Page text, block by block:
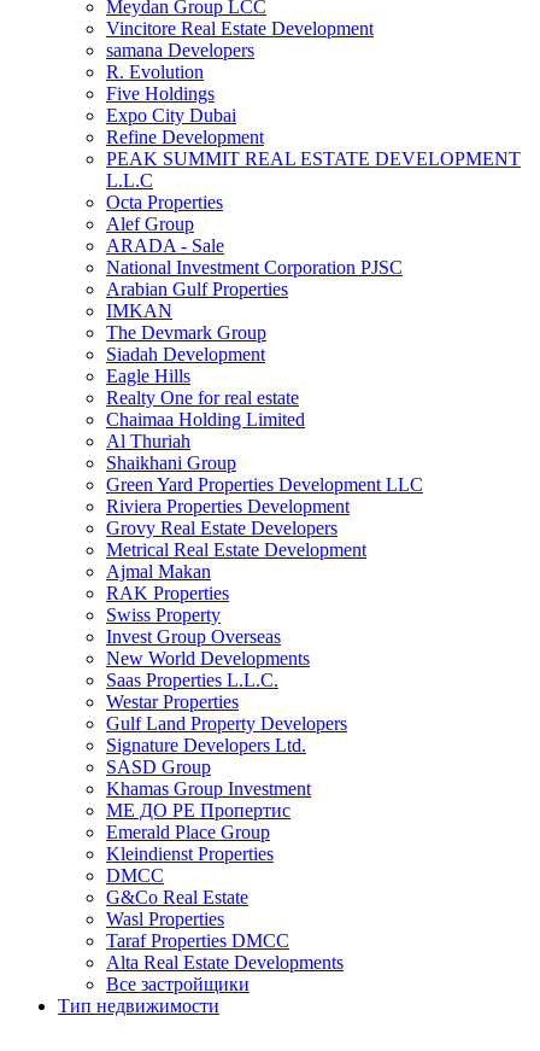
Meydan Group LCC
Vincitore Real Estate Development
samana Developers
R. Evolution
Five Holdings
Expo City Dubai
Refine Development
PEAK SUMMIT REAL ESTATE DEVELOPMENT
L.L.C
Octa Properties
Alef Group
ARADA - Sale
National Investment Corporation PJSC
Arabian Gulf Properties
IMKAN
The Devmark Group
Siadah Development
Eagle Hills
Realty One for real estate
Chaimaa Holding Limited
Al Thuriah
Shaikhani Group
Green Yard Properties Development LLC
Riviera Properties Development
Grovy Real Estate Developers
Metrical Real Estate Development
Ajmal Makan
RAK Properties
Swiss Property
Invest Group Overseas
New World Developments
Saas Properties L.L.C.
Westar Properties
Gulf Land Property Developers
Signature Developers Ltd.
SASD Group
Khamas Group Investment
МЕ ДО РЕ Пропертис
Emerald Place Group
Kleindienst Properties
DMCC
G&Co Real Estate
Wasl Properties
Taraf Properties DMCC
Alta Real Estate Developments
Все застройщики
Тип недвижимости